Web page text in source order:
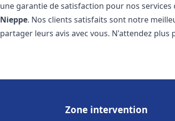
une garantie de satisfaction pour nos services
Nieppe. Nos clients satisfaits sont notre
partager leurs avis avec vous. N'attendez
Zone intervention